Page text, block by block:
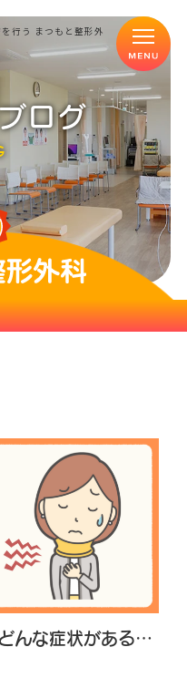
行う まつもと整形外
ログ
交通事故後の後遺症ってどんな症状があるの？